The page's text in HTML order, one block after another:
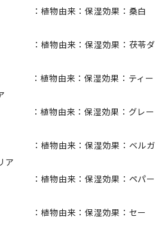
植物由来：保湿効果：桑白
：植物由来：保湿効果：茯苓ダ
物由来：保湿効果：ティー
植物由来：保湿効果：グレー
物由来：保湿効果：ベルガ
ア
物由来：保湿効果：ペパー
来：保湿効果：セー